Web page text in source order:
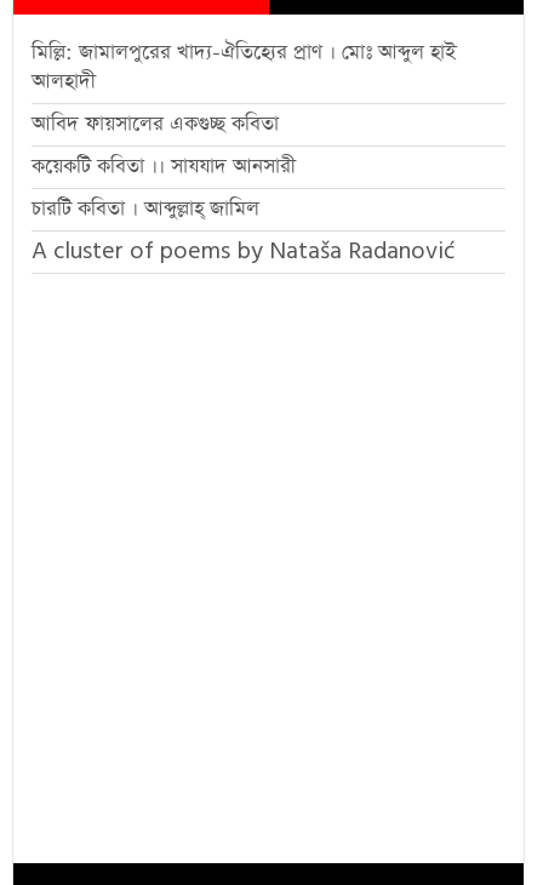
মিল্লি: জামালপুরের খাদ্য-ঐতিহ্যের প্রাণ । মোঃ আব্দুল হাই
আলহাদী
আবিদ ফায়সালের একগুচ্ছ কবিতা
কয়েকটি কবিতা ।। সাযযাদ আনসারী
চারটি কবিতা । আব্দুল্লাহ্ জামিল
A cluster of poems by Nataša Radanović